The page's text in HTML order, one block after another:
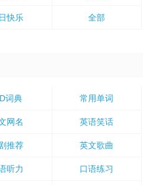
快乐 全部
词典 常用单词
网名 英语笑话
推荐 英文歌曲
听力 口语练习